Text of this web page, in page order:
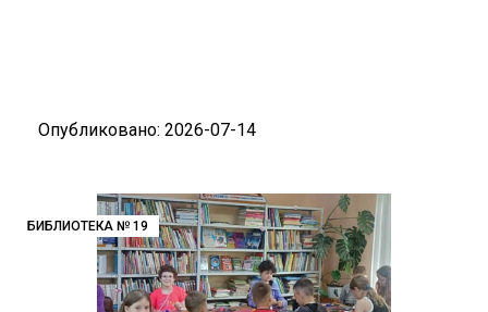
Опубликовано: 2026-07-14
БИБЛИОТЕКА № 19